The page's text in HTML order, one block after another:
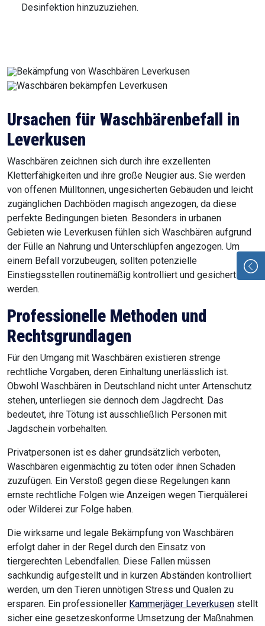
Desinfektion hinzuzuziehen.
Ursachen für Waschbärenbefall in
Leverkusen
Waschbären zeichnen sich durch ihre exzellenten
Kletterfähigkeiten und ihre große Neugier aus. Sie werden
von offenen Mülltonnen, ungesicherten Gebäuden und leicht
zugänglichen Dachböden magisch angezogen, da diese
perfekte Bedingungen bieten. Besonders in urbanen
Gebieten wie Leverkusen fühlen sich Waschbären aufgrund
der Fülle an Nahrung und Unterschlüpfen angezogen. Um
einem Befall vorzubeugen, sollten potenzielle
Einstiegsstellen routinemäßig kontrolliert und gesichert
werden.
Professionelle Methoden und
Rechtsgrundlagen
Für den Umgang mit Waschbären existieren strenge
rechtliche Vorgaben, deren Einhaltung unerlässlich ist.
Obwohl Waschbären in Deutschland nicht unter Artenschutz
stehen, unterliegen sie dennoch dem Jagdrecht. Das
bedeutet, ihre Tötung ist ausschließlich Personen mit
Jagdschein vorbehalten.
Privatpersonen ist es daher grundsätzlich verboten,
Waschbären eigenmächtig zu töten oder ihnen Schaden
zuzufügen. Ein Verstoß gegen diese Regelungen kann
ernste rechtliche Folgen wie Anzeigen wegen Tierquälerei
oder Wilderei zur Folge haben.
Die wirksame und legale Bekämpfung von Waschbären
erfolgt daher in der Regel durch den Einsatz von
tiergerechten Lebendfallen. Diese Fallen müssen
sachkundig aufgestellt und in kurzen Abständen kontrolliert
werden, um den Tieren unnötigen Stress und Qualen zu
ersparen. Ein professioneller Kammerjäger Leverkusen stellt
sicher eine gesetzeskonforme Umsetzung der Maßnahmen.